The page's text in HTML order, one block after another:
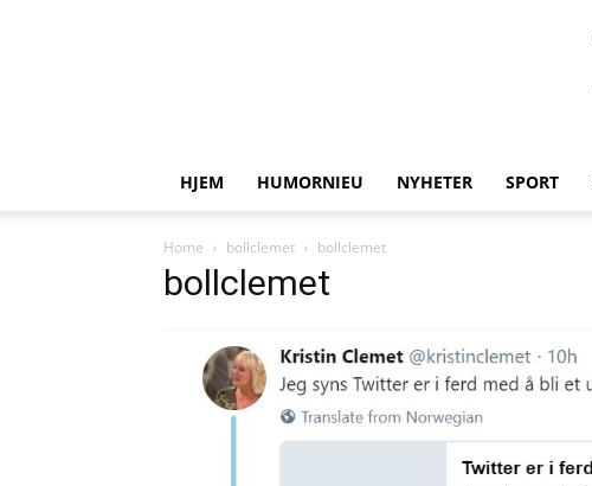
HJEM HUMORNIEU NYHETER SPORT
Home bollclemet bollclemet
bollclemet